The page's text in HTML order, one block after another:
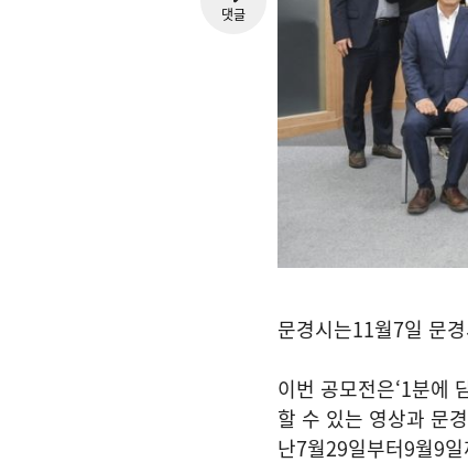
댓글
문경시는11월7일 문
이번 공모전은‘1분에
할 수 있는 영상과 문
난7월29일부터9월9